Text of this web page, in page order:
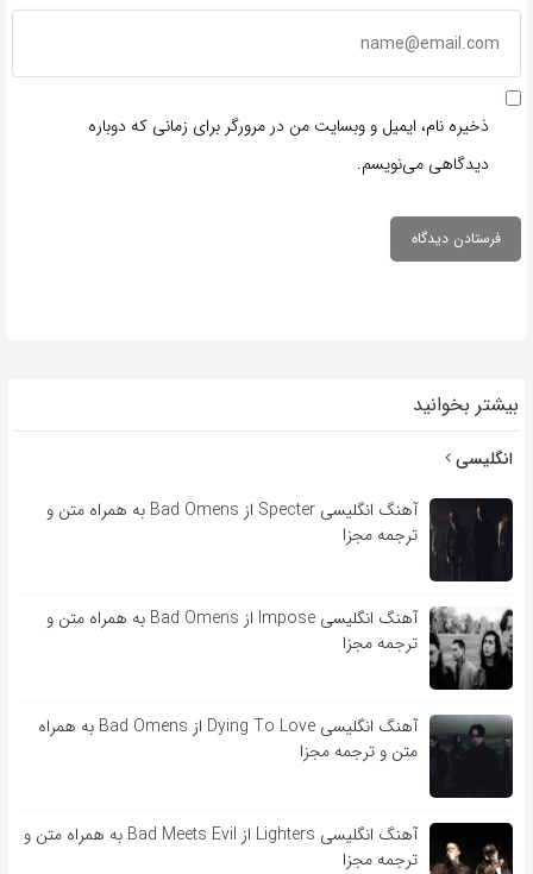
ذخیره نام، ایمیل و وبسایت من در مرورگر برای زمانی که دوباره
دیدگاهی می‌نویسم.
بیشتر بخوانید
انگلیسی
آهنگ انگلیسی Specter از Bad Omens به همراه متن و
ترجمه مجزا
آهنگ انگلیسی Impose از Bad Omens به همراه متن و
ترجمه مجزا
آهنگ انگلیسی Dying To Love از Bad Omens به همراه
متن و ترجمه مجزا
آهنگ انگلیسی Lighters از Bad Meets Evil به همراه متن و
ترجمه مجزا